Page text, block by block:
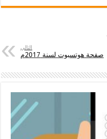
التالي
صفحة هوتسبوت لسنة 2017م